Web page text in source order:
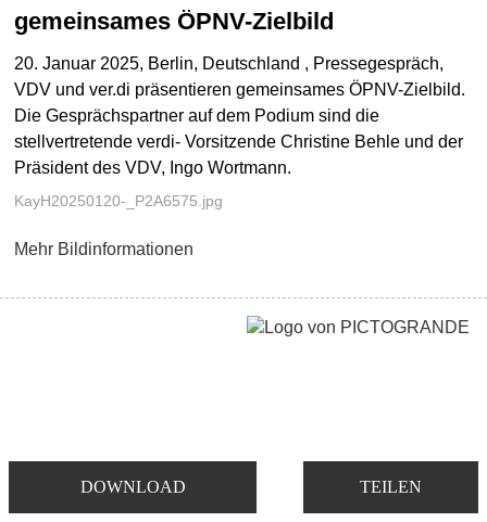
DOWNLOAD TEILEN
gemeinsames ÖPNV-Zielbild
20. Januar 2025, Berlin, Deutschland , Pressegespräch,
VDV und ver.di präsentieren gemeinsames ÖPNV-Zielbild.
Die Gesprächspartner auf dem Podium sind die
stellvertretende verdi- Vorsitzende Christine Behle und der
Präsident des VDV, Ingo Wortmann.
KayH20250120-_P2A6575.jpg
Mehr Bildinformationen